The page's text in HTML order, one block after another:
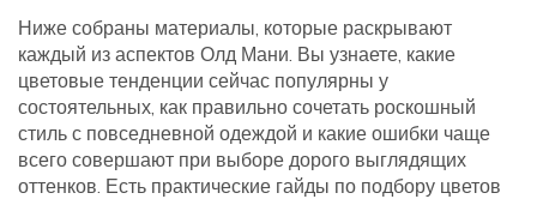
Ниже собраны материалы, которые раскрывают
каждый из аспектов Олд Мани. Вы узнаете, какие
цветовые тенденции сейчас популярны у
состоятельных, как правильно сочетать роскошный
стиль с повседневной одеждой и какие ошибки чаще
всего совершают при выборе дорого выглядящих
оттенков. Есть практические гайды по подбору цветов